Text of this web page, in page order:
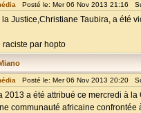
Posté le: Mer 06 Nov 2013 21:16
la Justice,Christiane Taubira, a été
raciste par hopto
Posté le: Mer 06 Nov 2013 20:20
2013 a été attribué ce mercredi à
communauté africaine confrontée